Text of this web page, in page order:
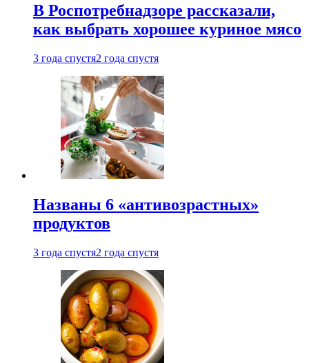
В Роспотребнадзоре рассказали,
как выбрать хорошее куриное мясо
3 года спустя2 года спустя
Названы 6 «антивозрастных»
продуктов
3 года спустя2 года спустя